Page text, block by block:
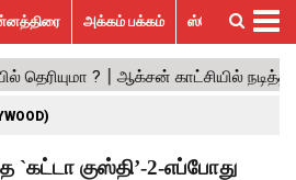
அக்கம் பக்கம் ஸ்பெஷல் ஸ்டோரீஸ்
`கட்டா குஸ்தி’-2-எப்போது